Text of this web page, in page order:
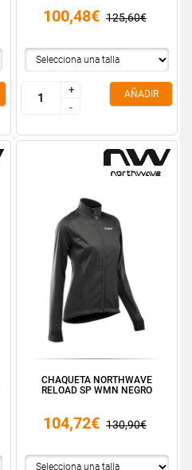
100,48€ 125,60€
+
-
+
-
AÑADIR
CHAQUETA NORTHWAVE
RELOAD SP WMN NEGRO
104,72€ 130,90€